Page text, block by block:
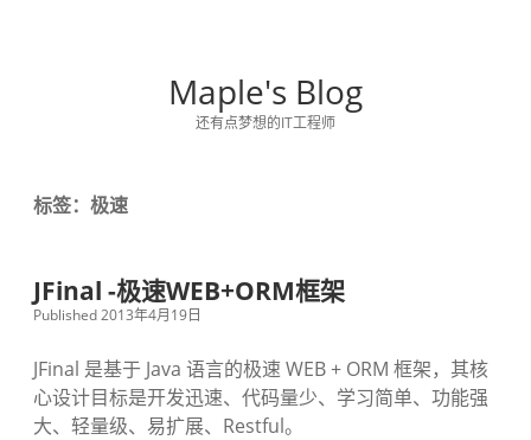
Maple's Blog
还有点梦想的IT工程师
标签：极速
JFinal -极速WEB+ORM框架
Published 2013年4月19日
JFinal 是基于 Java 语言的极速 WEB + ORM 框架，其核
心设计目标是开发迅速、代码量少、学习简单、功能强
大、轻量级、易扩展、Restful。